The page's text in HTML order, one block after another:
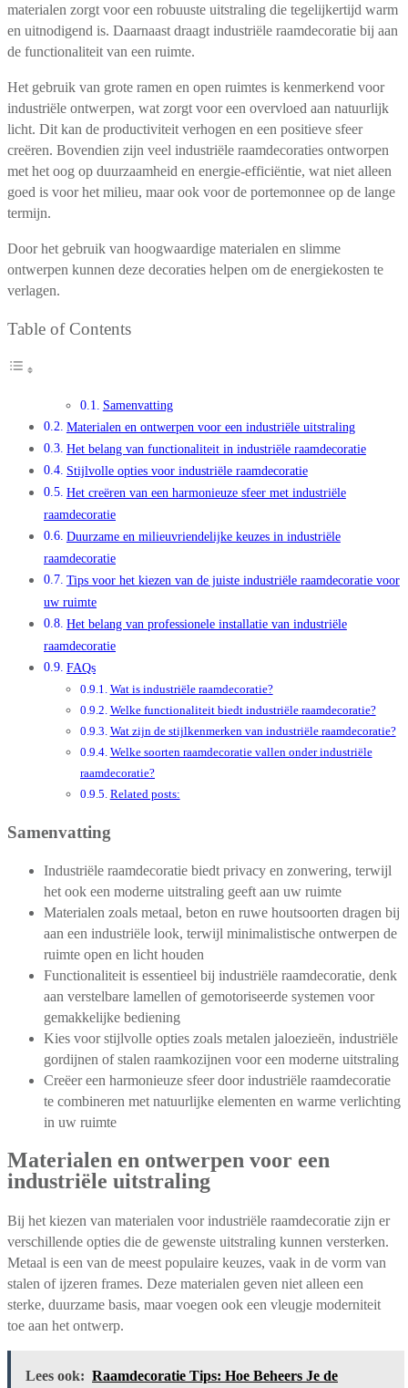
materialen zorgt voor een robuuste uitstraling die tegelijkertijd warm
en uitnodigend is. Daarnaast draagt industriële raamdecoratie bij aan
de functionaliteit van een ruimte.
Het gebruik van grote ramen en open ruimtes is kenmerkend voor
industriële ontwerpen, wat zorgt voor een overvloed aan natuurlijk
licht. Dit kan de productiviteit verhogen en een positieve sfeer
creëren. Bovendien zijn veel industriële raamdecoraties ontworpen
met het oog op duurzaamheid en energie-efficiëntie, wat niet alleen
goed is voor het milieu, maar ook voor de portemonnee op de lange
termijn.
Door het gebruik van hoogwaardige materialen en slimme
ontwerpen kunnen deze decoraties helpen om de energiekosten te
verlagen.
Table of Contents
Samenvatting
Materialen en ontwerpen voor een industriële uitstraling
Het belang van functionaliteit in industriële raamdecoratie
Stijlvolle opties voor industriële raamdecoratie
Het creëren van een harmonieuze sfeer met industriële
raamdecoratie
Duurzame en milieuvriendelijke keuzes in industriële
raamdecoratie
Tips voor het kiezen van de juiste industriële raamdecoratie voor
uw ruimte
Het belang van professionele installatie van industriële
raamdecoratie
FAQs
Wat is industriële raamdecoratie?
Welke functionaliteit biedt industriële raamdecoratie?
Wat zijn de stijlkenmerken van industriële raamdecoratie?
Welke soorten raamdecoratie vallen onder industriële
raamdecoratie?
Related posts:
Samenvatting
Industriële raamdecoratie biedt privacy en zonwering, terwijl
het ook een moderne uitstraling geeft aan uw ruimte
Materialen zoals metaal, beton en ruwe houtsoorten dragen bij
aan een industriële look, terwijl minimalistische ontwerpen de
ruimte open en licht houden
Functionaliteit is essentieel bij industriële raamdecoratie, denk
aan verstelbare lamellen of gemotoriseerde systemen voor
gemakkelijke bediening
Kies voor stijlvolle opties zoals metalen jaloezieën, industriële
gordijnen of stalen raamkozijnen voor een moderne uitstraling
Creëer een harmonieuze sfeer door industriële raamdecoratie
te combineren met natuurlijke elementen en warme verlichting
in uw ruimte
Materialen en ontwerpen voor een
industriële uitstraling
Bij het kiezen van materialen voor industriële raamdecoratie zijn er
verschillende opties die de gewenste uitstraling kunnen versterken.
Metaal is een van de meest populaire keuzes, vaak in de vorm van
stalen of ijzeren frames. Deze materialen geven niet alleen een
sterke, duurzame basis, maar voegen ook een vleugje moderniteit
toe aan het ontwerp.
Lees ook: Raamdecoratie Tips: Hoe Beheers Je de